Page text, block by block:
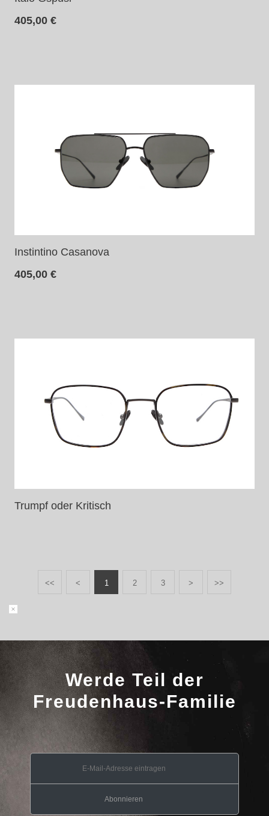
405,00 €
Instintino Casanova
405,00 €
Trumpf oder Kritisch
<< < 1 2 3 > >>
Werde Teil der
Freudenhaus-Familie